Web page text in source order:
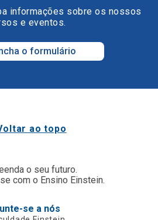
informações sobre os nossos
e eventos.
o formulário
ao topo
o seu futuro.
com o Ensino Einstein.
se a nós